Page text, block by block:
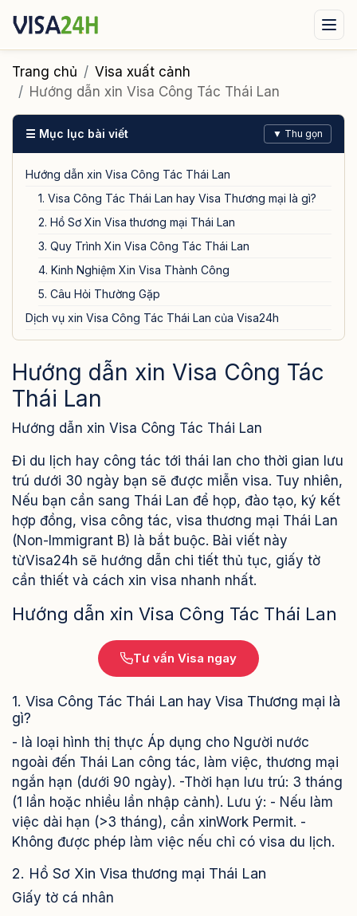
Visa xuất cảnh Visa nhập cảnh
Tư vấn ngay qua Zalo
Trang chủ
Visa xuất cảnh
Hướng dẫn xin Visa Công Tác Thái Lan
☰ Mục lục bài viết ▼ Thu gọn
Hướng dẫn xin Visa Công Tác Thái Lan
1. Visa Công Tác Thái Lan hay Visa Thương mại là gì?
2. Hồ Sơ Xin Visa thương mại Thái Lan
3. Quy Trình Xin Visa Công Tác Thái Lan
4. Kinh Nghiệm Xin Visa Thành Công
5. Câu Hỏi Thường Gặp
Dịch vụ xin Visa Công Tác Thái Lan của Visa24h
Hướng dẫn xin Visa Công Tác
Thái Lan
Hướng dẫn xin Visa Công Tác Thái Lan
Đi du lịch hay công tác tới thái lan cho thời gian lưu
trú dưới 30 ngày bạn sẽ được miễn visa. Tuy nhiên,
Nếu bạn cần sang Thái Lan để họp, đào tạo, ký kết
hợp đồng, visa công tác, visa thương mại Thái Lan
(Non-Immigrant B) là bắt buộc. Bài viết này
từVisa24h sẽ hướng dẫn chi tiết thủ tục, giấy tờ
cần thiết và cách xin visa nhanh nhất.
Hướng dẫn xin Visa Công Tác Thái Lan
Tư vấn Visa ngay
1. Visa Công Tác Thái Lan hay Visa Thương mại là
gì?
- là loại hình thị thực Áp dụng cho Người nước
ngoài đến Thái Lan công tác, làm việc, thương mại
ngắn hạn (dưới 90 ngày). -Thời hạn lưu trú: 3 tháng
(1 lần hoặc nhiều lần nhập cảnh). Lưu ý: - Nếu làm
việc dài hạn (>3 tháng), cần xinWork Permit. -
Không được phép làm việc nếu chỉ có visa du lịch.
2. Hồ Sơ Xin Visa thương mại Thái Lan
Giấy tờ cá nhân